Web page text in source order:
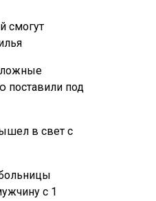
Начались удары по
смогут
поставили под
в свет с
с 1